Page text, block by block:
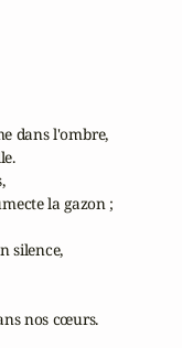
dans l'ombre,
la gazon ;
silence,
nos cœurs.